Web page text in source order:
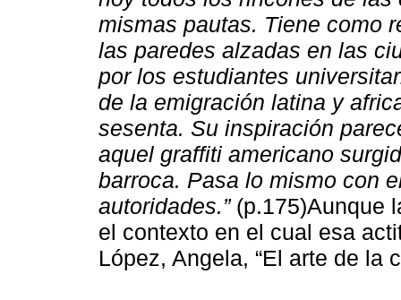
mismas pautas. Tiene como
las paredes alzadas en las
por los estudiantes
de la emigración latina y
sesenta. Su inspiración
aquel graffiti americano
barroca. Pasa lo mismo con
autoridades.”(p.175)Aunque
el contexto en el cual esa
López, Angela, “El arte de la